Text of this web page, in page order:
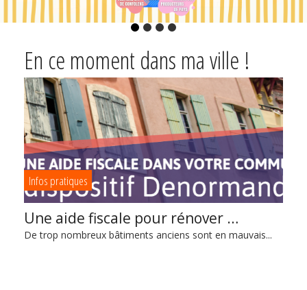
En ce moment dans ma ville !
Infos pratiques
Une aide fiscale pour rénover …
De trop nombreux bâtiments anciens sont en mauvais...